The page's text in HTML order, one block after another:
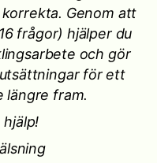
Genom att
frågor) hjälper du
och gör
för ett
längre fram.
hjälp!